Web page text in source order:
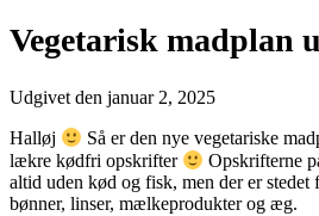
Vegetarisk madplan
Udgivet den januar 2, 2025
Halløj
Så er den nye vegetariske
lækre kødfri opskrifter
Opskrifterne
altid uden kød og fisk, men der er stedet
bønner, linser, mælkeprodukter og æg.